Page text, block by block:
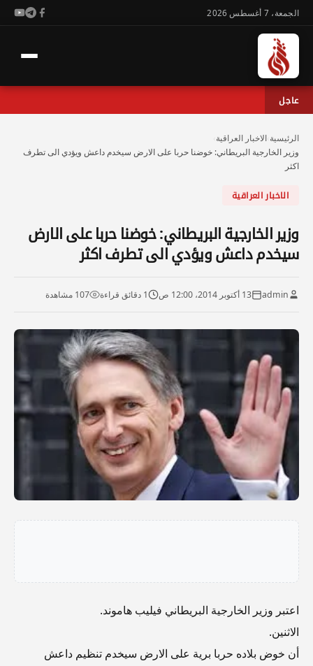
الجمعة، 7 أغسطس 2026
عاجل
الرئيسية الاخبار العراقية
وزير الخارجية البريطاني: خوضنا حربا على الارض سيخدم داعش ويؤدي الى تطرف
اكثر
الاخبار العراقية
وزير الخارجية البريطاني: خوضنا حربا على الارض
سيخدم داعش ويؤدي الى تطرف اكثر
admin 13 أكتوبر 2014، 12:00 ص 1 دقائق قراءة 107 مشاهدة
اعتبر وزير الخارجية البريطاني فيليب هاموند.
الاثنين.
أن خوض بلاده حربا برية على الارض سيخدم تنظيم داعش